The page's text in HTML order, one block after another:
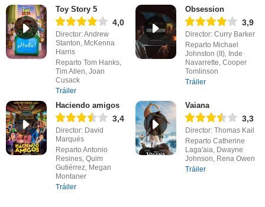
Toy Story 5
4,0
Director: Andrew
Stanton, McKenna
Harris
Reparto Tom Hanks,
Tim Allen, Joan
Cusack
Tráiler
Obsession
3,9
Director: Curry Barker
Reparto Michael
Johnston (II), Inde
Navarrette, Cooper
Tomlinson
Tráiler
Haciendo amigos
3,4
Director: David
Marqués
Reparto Antonio
Resines, Quim
Gutiérrez, Megan
Montaner
Tráiler
Vaiana
3,3
Director: Thomas Kail
Reparto Catherine
Laga'aia, Dwayne
Johnson, Rena Owen
Tráiler